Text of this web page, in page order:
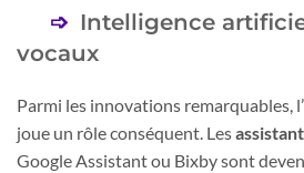
Intelligence
vocaux
Parmi les innovations remarquables,
joue un rôle conséquent. Les
Google Assistant ou Bixby sont